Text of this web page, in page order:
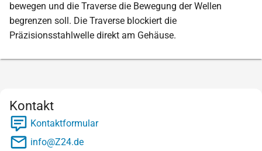
bewegen und die Traverse die Bewegung der Wellen
begrenzen soll. Die Traverse blockiert die
Präzisionsstahlwelle direkt am Gehäuse.
Kontakt
Kontaktformular
info@Z24.de